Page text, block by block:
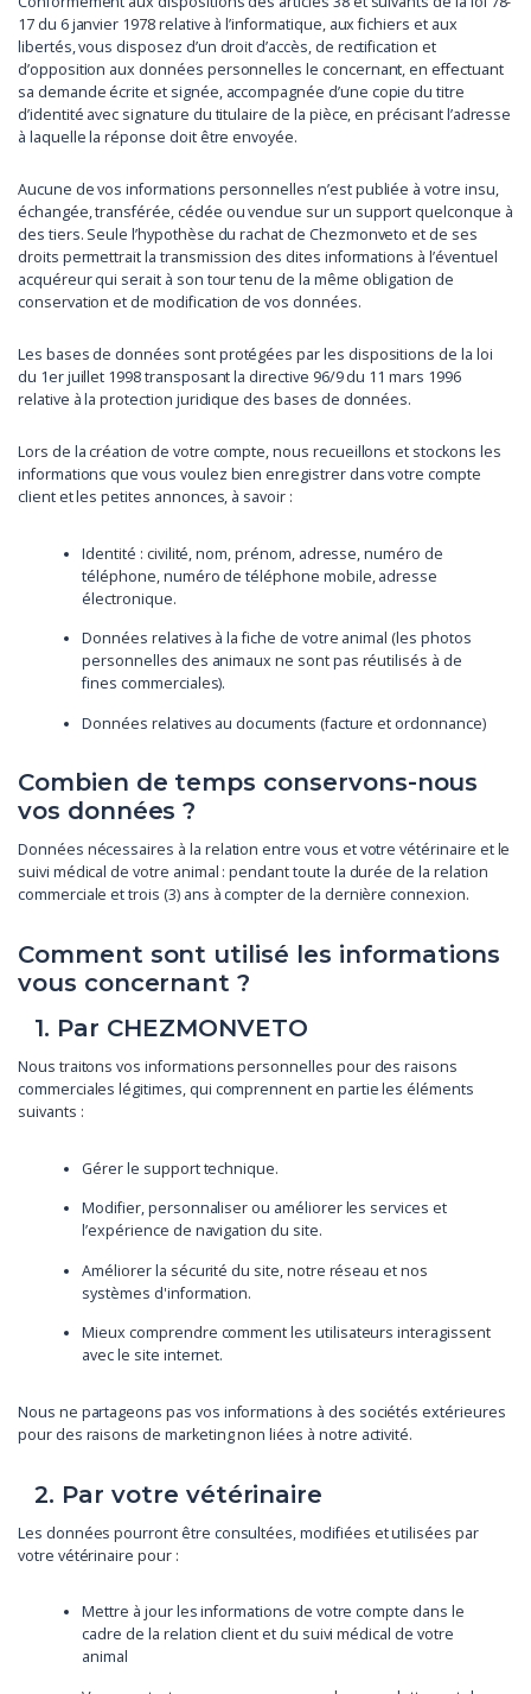
17 du 6 janvier 1978 relative à l’informatique, aux fichiers et aux
libertés, vous disposez d’un droit d’accès, de rectification et
d’opposition aux données personnelles le concernant, en effectuant
sa demande écrite et signée, accompagnée d’une copie du titre
d’identité avec signature du titulaire de la pièce, en précisant l’adresse
à laquelle la réponse doit être envoyée.
Aucune de vos informations personnelles n’est publiée à votre insu,
échangée, transférée, cédée ou vendue sur un support quelconque à
des tiers. Seule l’hypothèse du rachat de Chezmonveto et de ses
droits permettrait la transmission des dites informations à l’éventuel
acquéreur qui serait à son tour tenu de la même obligation de
conservation et de modification de vos données.
Les bases de données sont protégées par les dispositions de la loi
du 1er juillet 1998 transposant la directive 96/9 du 11 mars 1996
relative à la protection juridique des bases de données.
Lors de la création de votre compte, nous recueillons et stockons les
informations que vous voulez bien enregistrer dans votre compte
client et les petites annonces, à savoir :
Identité : civilité, nom, prénom, adresse, numéro de
téléphone, numéro de téléphone mobile, adresse
électronique.
Données relatives à la fiche de votre animal (les photos
personnelles des animaux ne sont pas réutilisés à de
fines commerciales).
Données relatives au documents (facture et ordonnance)
Combien de temps conservons-nous
vos données ?
Données nécessaires à la relation entre vous et votre vétérinaire et le
suivi médical de votre animal : pendant toute la durée de la relation
commerciale et trois (3) ans à compter de la dernière connexion.
Comment sont utilisé les informations
vous concernant ?
1. Par CHEZMONVETO
Nous traitons vos informations personnelles pour des raisons
commerciales légitimes, qui comprennent en partie les éléments
suivants :
Gérer le support technique.
Modifier, personnaliser ou améliorer les services et
l’expérience de navigation du site.
Améliorer la sécurité du site, notre réseau et nos
systèmes d'information.
Mieux comprendre comment les utilisateurs interagissent
avec le site internet.
Nous ne partageons pas vos informations à des sociétés extérieures
pour des raisons de marketing non liées à notre activité.
2. Par votre vétérinaire
Les données pourront être consultées, modifiées et utilisées par
votre vétérinaire pour :
Mettre à jour les informations de votre compte dans le
cadre de la relation client et du suivi médical de votre
animal